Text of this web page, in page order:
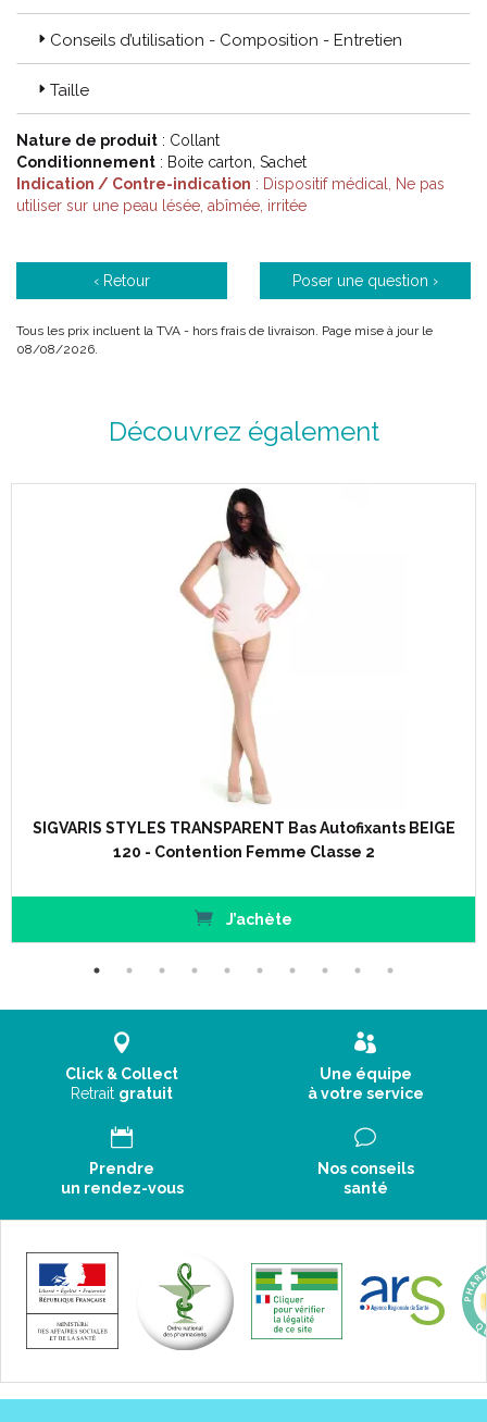
Code ACL : 1005220/ 1005225 / 1005221 / 1005226 / 1005222
/ 1005227 / 1005223 / 1005228 / 1005227 / 1005224 /
1005229
/ 3611610052265 / 3611610052227 / 3611610052272 /
3611610052234 / 3611610052289 / 3611610052241 /
3611610052296
Conseils d’utilisation - Composition - Entretien
Taille
Nature de produit : Collant
Conditionnement : Boite carton, Sachet
Indication / Contre-indication : Dispositif médical, Ne pas
utiliser sur une peau lésée, abîmée, irritée
‹ Retour Poser une question ›
Tous les prix incluent la TVA - hors frais de livraison. Page mise à jour le
08/08/2026.
Découvrez également
SIGVARIS STYLES TRANSPARENT Bas Autofixants BEIGE
120 - Contention Femme Classe 2
J’achète
Click & Collect
Retrait gratuit
Une équipe
à votre service
Prendre
un rendez-vous
Nos conseils
santé